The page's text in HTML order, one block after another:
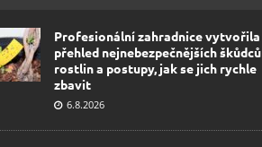
Profesionální zahradnice vytvořila
přehled nejnebezpečnějších škůdců
rostlin a postupy, jak se jich rychle
zbavit
6.8.2026